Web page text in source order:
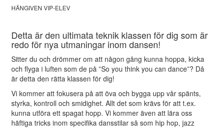
HÄNGIVEN VIP-ELEV
Detta är den ultimata teknik klassen för dig som är
redo för nya utmaningar inom dansen!
Sitter du och drömmer om att någon gång kunna hoppa, kicka
och flyga i luften som de på ”So you think you can dance”? Då
är detta den rätta klassen för dig!
Vi kommer att fokusera på att öva och bygga upp vår spänts,
styrka, kontroll och smidighet. Allt det som krävs för att t.ex.
kunna utföra ett spagat hopp. Vi kommer även att lära oss
häftiga tricks inom specifika dansstilar så som hip hop, jazz